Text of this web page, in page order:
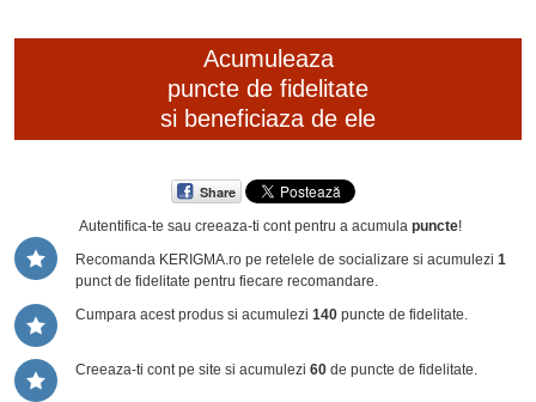
Acumuleaza
puncte de fidelitate
si beneficiaza de ele
Share
Autentifica-te sau creeaza-ti contpentru a acumula puncte!
Recomanda KERIGMA.ro pe retelele de socializare si acumulezi 1
punct de fidelitate pentru fiecare recomandare.
Cumpara acest produs si acumulezi 140 puncte de fidelitate.
Creeaza-ti cont pe site si acumulezi 60 de puncte de fidelitate.